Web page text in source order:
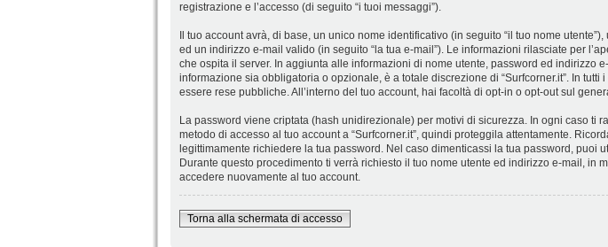
registrazione e l’accesso (di seguito “i tuoi messaggi”).
Il tuo account avrà, di base, un unico nome identificativo (in seguito “il tuo nome
ed un indirizzo e-mail valido (in seguito “la tua e-mail”). Le informazioni rilasciate per
che ospita il server. In aggiunta alle informazioni di nome utente, password ed indirizzo
informazione sia obbligatoria o opzionale, è a totale discrezione di “Surfcorner.it”. In
essere rese pubbliche. All’interno del tuo account, hai facoltà di opt-in o opt-out sul
La password viene criptata (hash unidirezionale) per motivi di sicurezza. In ogni caso ti
metodo di accesso al tuo account a “Surfcorner.it”, quindi proteggila attentamente.
legittimamente richiedere la tua password. Nel caso dimenticassi la tua password, puoi
Durante questo procedimento ti verrà richiesto il tuo nome utente ed indirizzo e-mail,
accedere nuovamente al tuo account.
Torna alla schermata di accesso